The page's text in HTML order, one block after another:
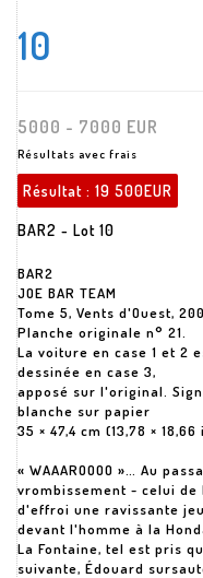
10
5000 - 7000 EUR
Résultats avec frais
Résultat : 19 500EUR
BAR2 - Lot 10
BAR2
JOE BAR TEAM
Tome 5, Vents d'Ouest,
Planche originale n° 21.
La voiture en case 1 et 2
dessinée en case 3,
apposé sur l'original.
blanche sur papier
35 × 47,4 cm (13,78 × 18,66
« WAAAROOOO »… Au
vrombissement - celui
d'effroi une ravissante
devant l'homme à la
La Fontaine, tel est pris
suivante, Édouard